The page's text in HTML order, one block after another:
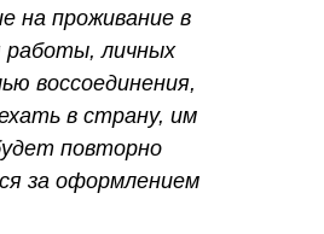
на проживание в
работы, личных
воссоединения,
в страну, им
повторно
за оформлением